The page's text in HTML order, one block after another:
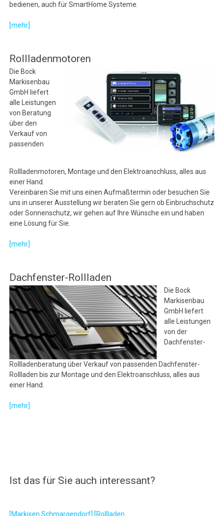
bedienen, auch für SmartHome Systeme.
[mehr]
Rollladenmotoren
Die Bock
Markisenbau
GmbH liefert
alle Leistungen
von Beratung
über den
Verkauf von
passenden
Rollladenmotoren, Montage und den Elektroanschluss, alles aus
einer Hand.
Vereinbaren Sie mit uns einen Aufmaßtermin oder besuchen Sie
uns in unserer Ausstellung wir beraten Sie gern ob Einbruchschutz
oder Sonnenschutz, wir gehen auf Ihre Wünsche ein und haben
eine Lösung für Sie.
[mehr]
Dachfenster-Rollladen
Die Bock
Markisenbau
GmbH liefert
alle Leistungen
von der
Dachfenster-
Rollladenberatung über Verkauf von passenden Dachfenster-
Rollladen bis zur Montage und den Elektroanschluss, alles aus
einer Hand.
[mehr]
Ist das für Sie auch interessant?
[Markisen Schmargendorf] [Rollladen